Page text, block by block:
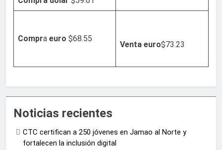
Compra euro $68.55
Venta euro$73.23
Noticias recientes
CTC certifican a 250 jóvenes en Jamao al Norte y
fortalecen la inclusión digital